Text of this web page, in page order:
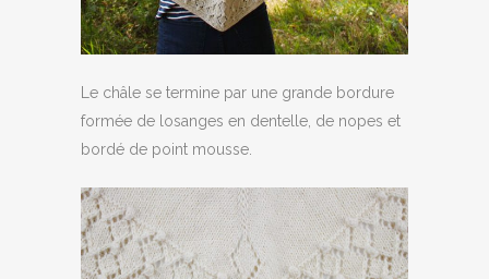
Le châle se termine par une grande bordure
formée de losanges en dentelle, de nopes et
bordé de point mousse.